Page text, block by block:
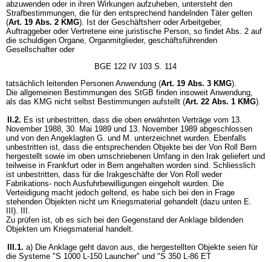
abzuwenden oder in ihren Wirkungen aufzuheben, untersteht den
Strafbestimmungen, die für den entsprechend handelnden Täter gelten
(Art. 19 Abs. 2 KMG). Ist der Geschäftsherr oder Arbeitgeber,
Auftraggeber oder Vertretene eine juristische Person, so findet Abs. 2 auf
die schuldigen Organe, Organmitglieder, geschäftsführenden
Gesellschafter oder
BGE 122 IV 103 S. 114
tatsächlich leitenden Personen Anwendung (Art. 19 Abs. 3 KMG).
Die allgemeinen Bestimmungen des StGB finden insoweit Anwendung,
als das KMG nicht selbst Bestimmungen aufstellt (Art. 22 Abs. 1 KMG).
II.2. Es ist unbestritten, dass die oben erwähnten Verträge vom 13.
November 1988, 30. Mai 1989 und 13. November 1989 abgeschlossen
und von den Angeklagten G. und M. unterzeichnet wurden. Ebenfalls
unbestritten ist, dass die entsprechenden Objekte bei der Von Roll Bern
hergestellt sowie im oben umschriebenen Umfang in den Irak geliefert und
teilweise in Frankfurt oder in Bern angehalten worden sind. Schliesslich
ist unbestritten, dass für die Irakgeschäfte der Von Roll weder
Fabrikations- noch Ausfuhrbewilligungen eingeholt wurden. Die
Verteidigung macht jedoch geltend, es habe sich bei den in Frage
stehenden Objekten nicht um Kriegsmaterial gehandelt (dazu unten E.
III). III.
Zu prüfen ist, ob es sich bei den Gegenstand der Anklage bildenden
Objekten um Kriegsmaterial handelt.
III.1. a) Die Anklage geht davon aus, die hergestellten Objekte seien für
die Systeme "S 1000 L-150 Launcher" und "S 350 L-86 ET